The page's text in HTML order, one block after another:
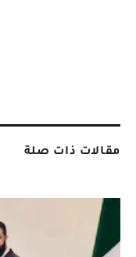
مقالات ذات صلة